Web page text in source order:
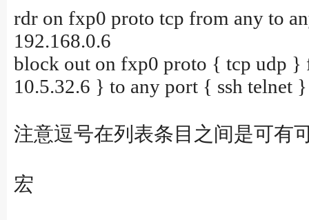
rdr on fxp0 proto tcp from any to
192.168.0.6
block out on fxp0 proto { tcp udp }
10.5.32.6 } to any port { ssh telnet }
注意逗号在列表条目之间是可有
宏